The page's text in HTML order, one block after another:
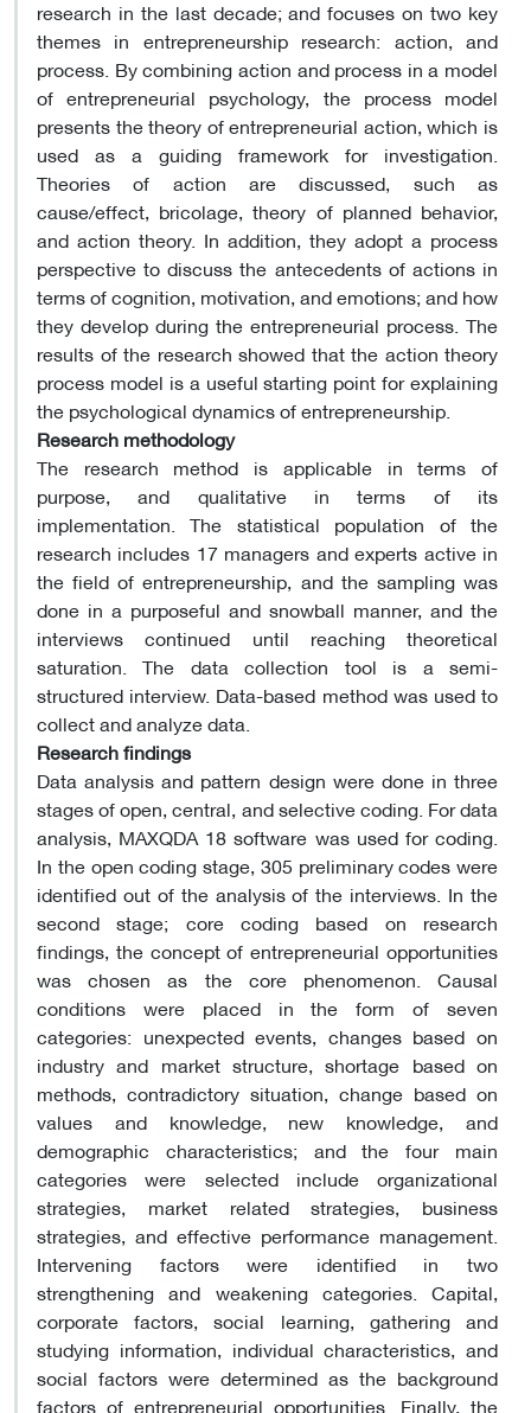
research in the last decade; and focuses on two key
themes in entrepreneurship research: action, and
process. By combining action and process in a model
of entrepreneurial psychology, the process model
presents the theory of entrepreneurial action, which is
used as a guiding framework for investigation.
Theories of action are discussed, such as
cause/effect, bricolage, theory of planned behavior,
and action theory. In addition, they adopt a process
perspective to discuss the antecedents of actions in
terms of cognition, motivation, and emotions; and how
they develop during the entrepreneurial process. The
results of the research showed that the action theory
process model is a useful starting point for explaining
the psychological dynamics of entrepreneurship.
Research methodology
The research method is applicable in terms of
purpose, and qualitative in terms of its
implementation. The statistical population of the
research includes 17 managers and experts active in
the field of entrepreneurship, and the sampling was
done in a purposeful and snowball manner, and the
interviews continued until reaching theoretical
saturation. The data collection tool is a semi-
structured interview. Data-based method was used to
collect and analyze data.
Research findings
Data analysis and pattern design were done in three
stages of open, central, and selective coding. For data
analysis, MAXQDA 18 software was used for coding.
In the open coding stage, 305 preliminary codes were
identified out of the analysis of the interviews. In the
second stage; core coding based on research
findings, the concept of entrepreneurial opportunities
was chosen as the core phenomenon. Causal
conditions were placed in the form of seven
categories: unexpected events, changes based on
industry and market structure, shortage based on
methods, contradictory situation, change based on
values and knowledge, new knowledge, and
demographic characteristics; and the four main
categories were selected include organizational
strategies, market related strategies, business
strategies, and effective performance management.
Intervening factors were identified in two
strengthening and weakening categories. Capital,
corporate factors, social learning, gathering and
studying information, individual characteristics, and
social factors were determined as the background
factors of entrepreneurial opportunities. Finally, the